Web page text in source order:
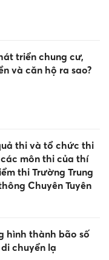
triển chung cư,
và căn hộ ra sao?
thi và tổ chức thi
môn thi của thí
thi Trường Trung
Chuyên Tuyên
hình thành bão số
chuyển lạ